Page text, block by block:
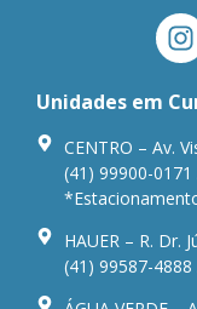
Unidades em
CENTRO – Av.
(41) 99900-
HAUER – R. Dr.
(41) 99587-